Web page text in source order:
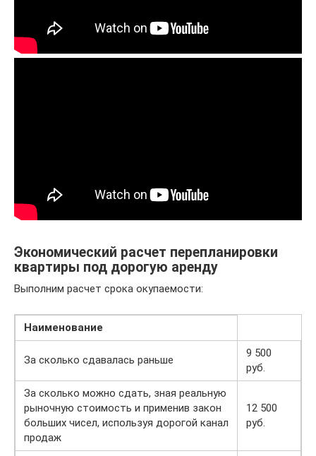
Экономический расчет перепланировки
квартиры под дорогую аренду
Выполним расчет срока окупаемости:
Наименование
За сколько сдавалась раньше
9 500
руб.
За сколько можно сдать, зная реальную
рыночную стоимость и применив закон
больших чисел, используя дорогой канал
продаж
12 500
руб.